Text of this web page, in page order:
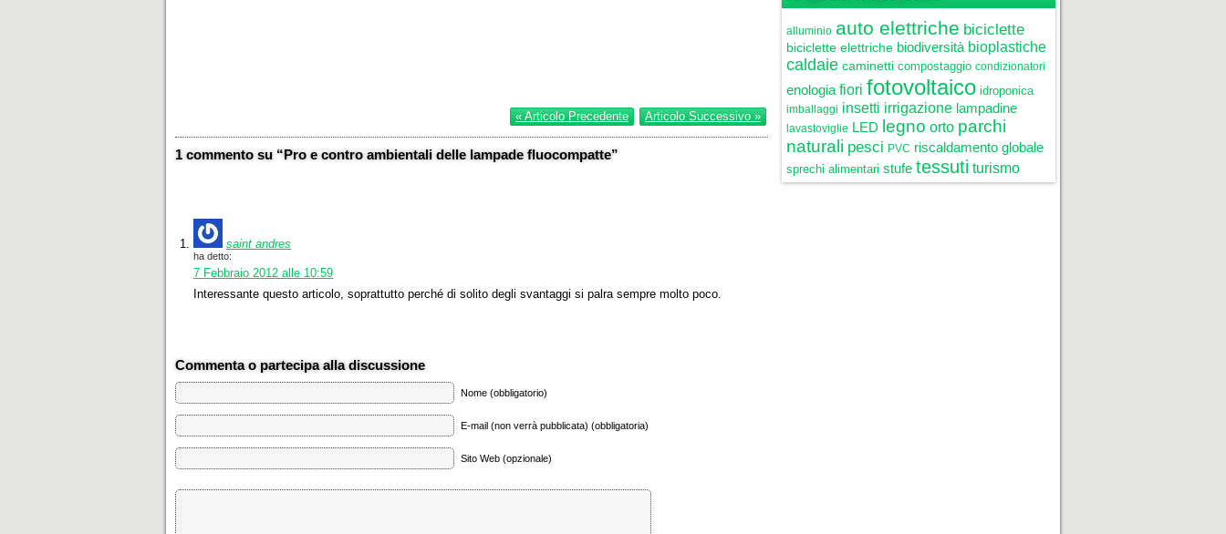
« Articolo Precedente Articolo Successivo »
1 commento su “Pro e contro ambientali delle lampade fluocompatte”
saint andres
ha detto:
7 Febbraio 2012 alle 10:59
Interessante questo articolo, soprattutto perché di solito degli svantaggi si palra sempre molto poco.
Commenta o partecipa alla discussione
Nome (obbligatorio)
E-mail (non verrà pubblicata) (obbligatoria)
Sito Web (opzionale)
alluminio auto elettriche biciclette
biciclette elettriche biodiversità bioplastiche
caldaie caminetti compostaggio condizionatori
enologia fiori fotovoltaico idroponica
imballaggi insetti irrigazione lampadine
lavastoviglie LED legno orto parchi
naturali pesci PVC riscaldamento globale
sprechi alimentari stufe tessuti turismo